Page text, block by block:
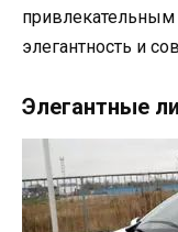
элегантность и
Элегантные